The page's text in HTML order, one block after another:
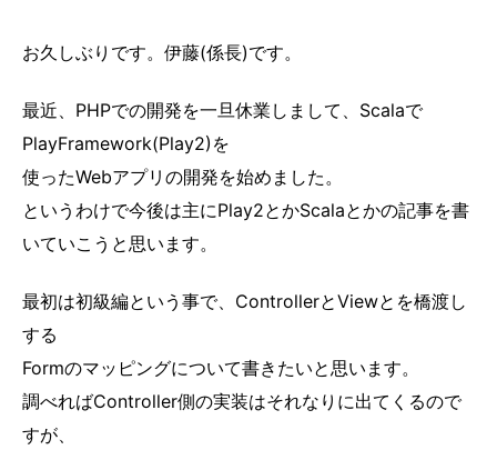
お久しぶりです。伊藤(係長)です。
最近、PHPでの開発を一旦休業しまして、Scalaで
PlayFramework(Play2)を
使ったWebアプリの開発を始めました。
というわけで今後は主にPlay2とかScalaとかの記事を書
いていこうと思います。
最初は初級編という事で、ControllerとViewとを橋渡し
する
Formのマッピングについて書きたいと思います。
調べればController側の実装はそれなりに出てくるので
すが、